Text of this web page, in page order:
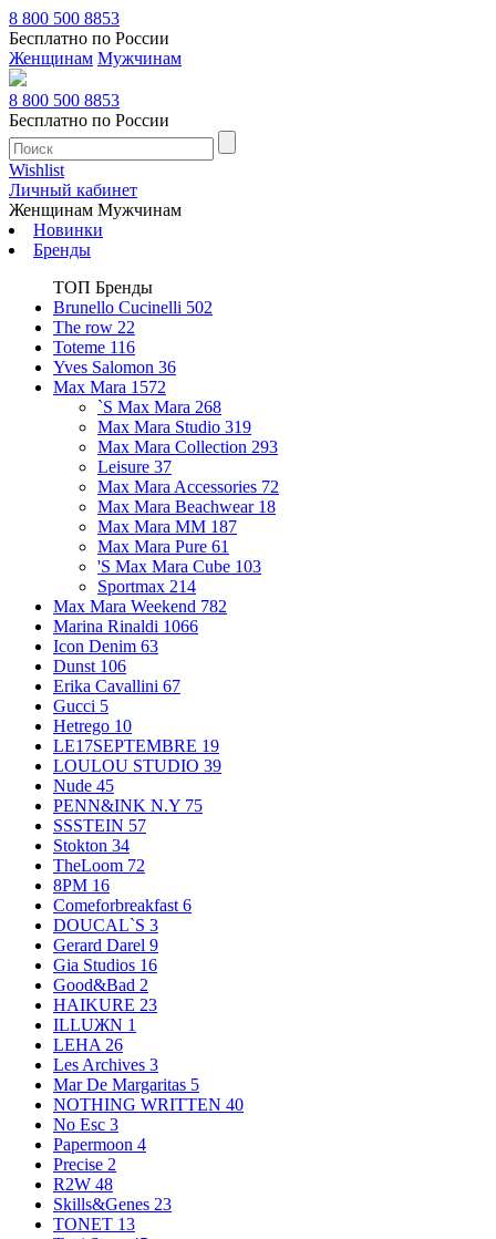
8 800 500 8853
Бесплатно по России
Женщинам Мужчинам
8 800 500 8853
Бесплатно по России
Wishlist
Личный кабинет
Женщинам Мужчинам
Новинки
Бренды
ТОП Бренды
Brunello Cucinelli 502
The row 22
Toteme 116
Yves Salomon 36
Max Mara 1572
`S Max Mara 268
Max Mara Studio 319
Max Mara Collection 293
Leisure 37
Max Mara Accessories 72
Max Mara Beachwear 18
Max Mara MM 187
Max Mara Pure 61
'S Max Mara Cube 103
Sportmax 214
Max Mara Weekend 782
Marina Rinaldi 1066
Icon Denim 63
Dunst 106
Erika Cavallini 67
Gucci 5
Hetrego 10
LE17SEPTEMBRE 19
LOULOU STUDIO 39
Nude 45
PENN&INK N.Y 75
SSSTEIN 57
Stokton 34
TheLoom 72
8PM 16
Comeforbreakfast 6
DOUCAL`S 3
Gerard Darel 9
Gia Studios 16
Good&Bad 2
HAIKURE 23
ILLUЖN 1
LEHA 26
Les Archives 3
Mar De Margaritas 5
NOTHING WRITTEN 40
No Esc 3
Papermoon 4
Precise 2
R2W 48
Skills&Genes 23
TONET 13